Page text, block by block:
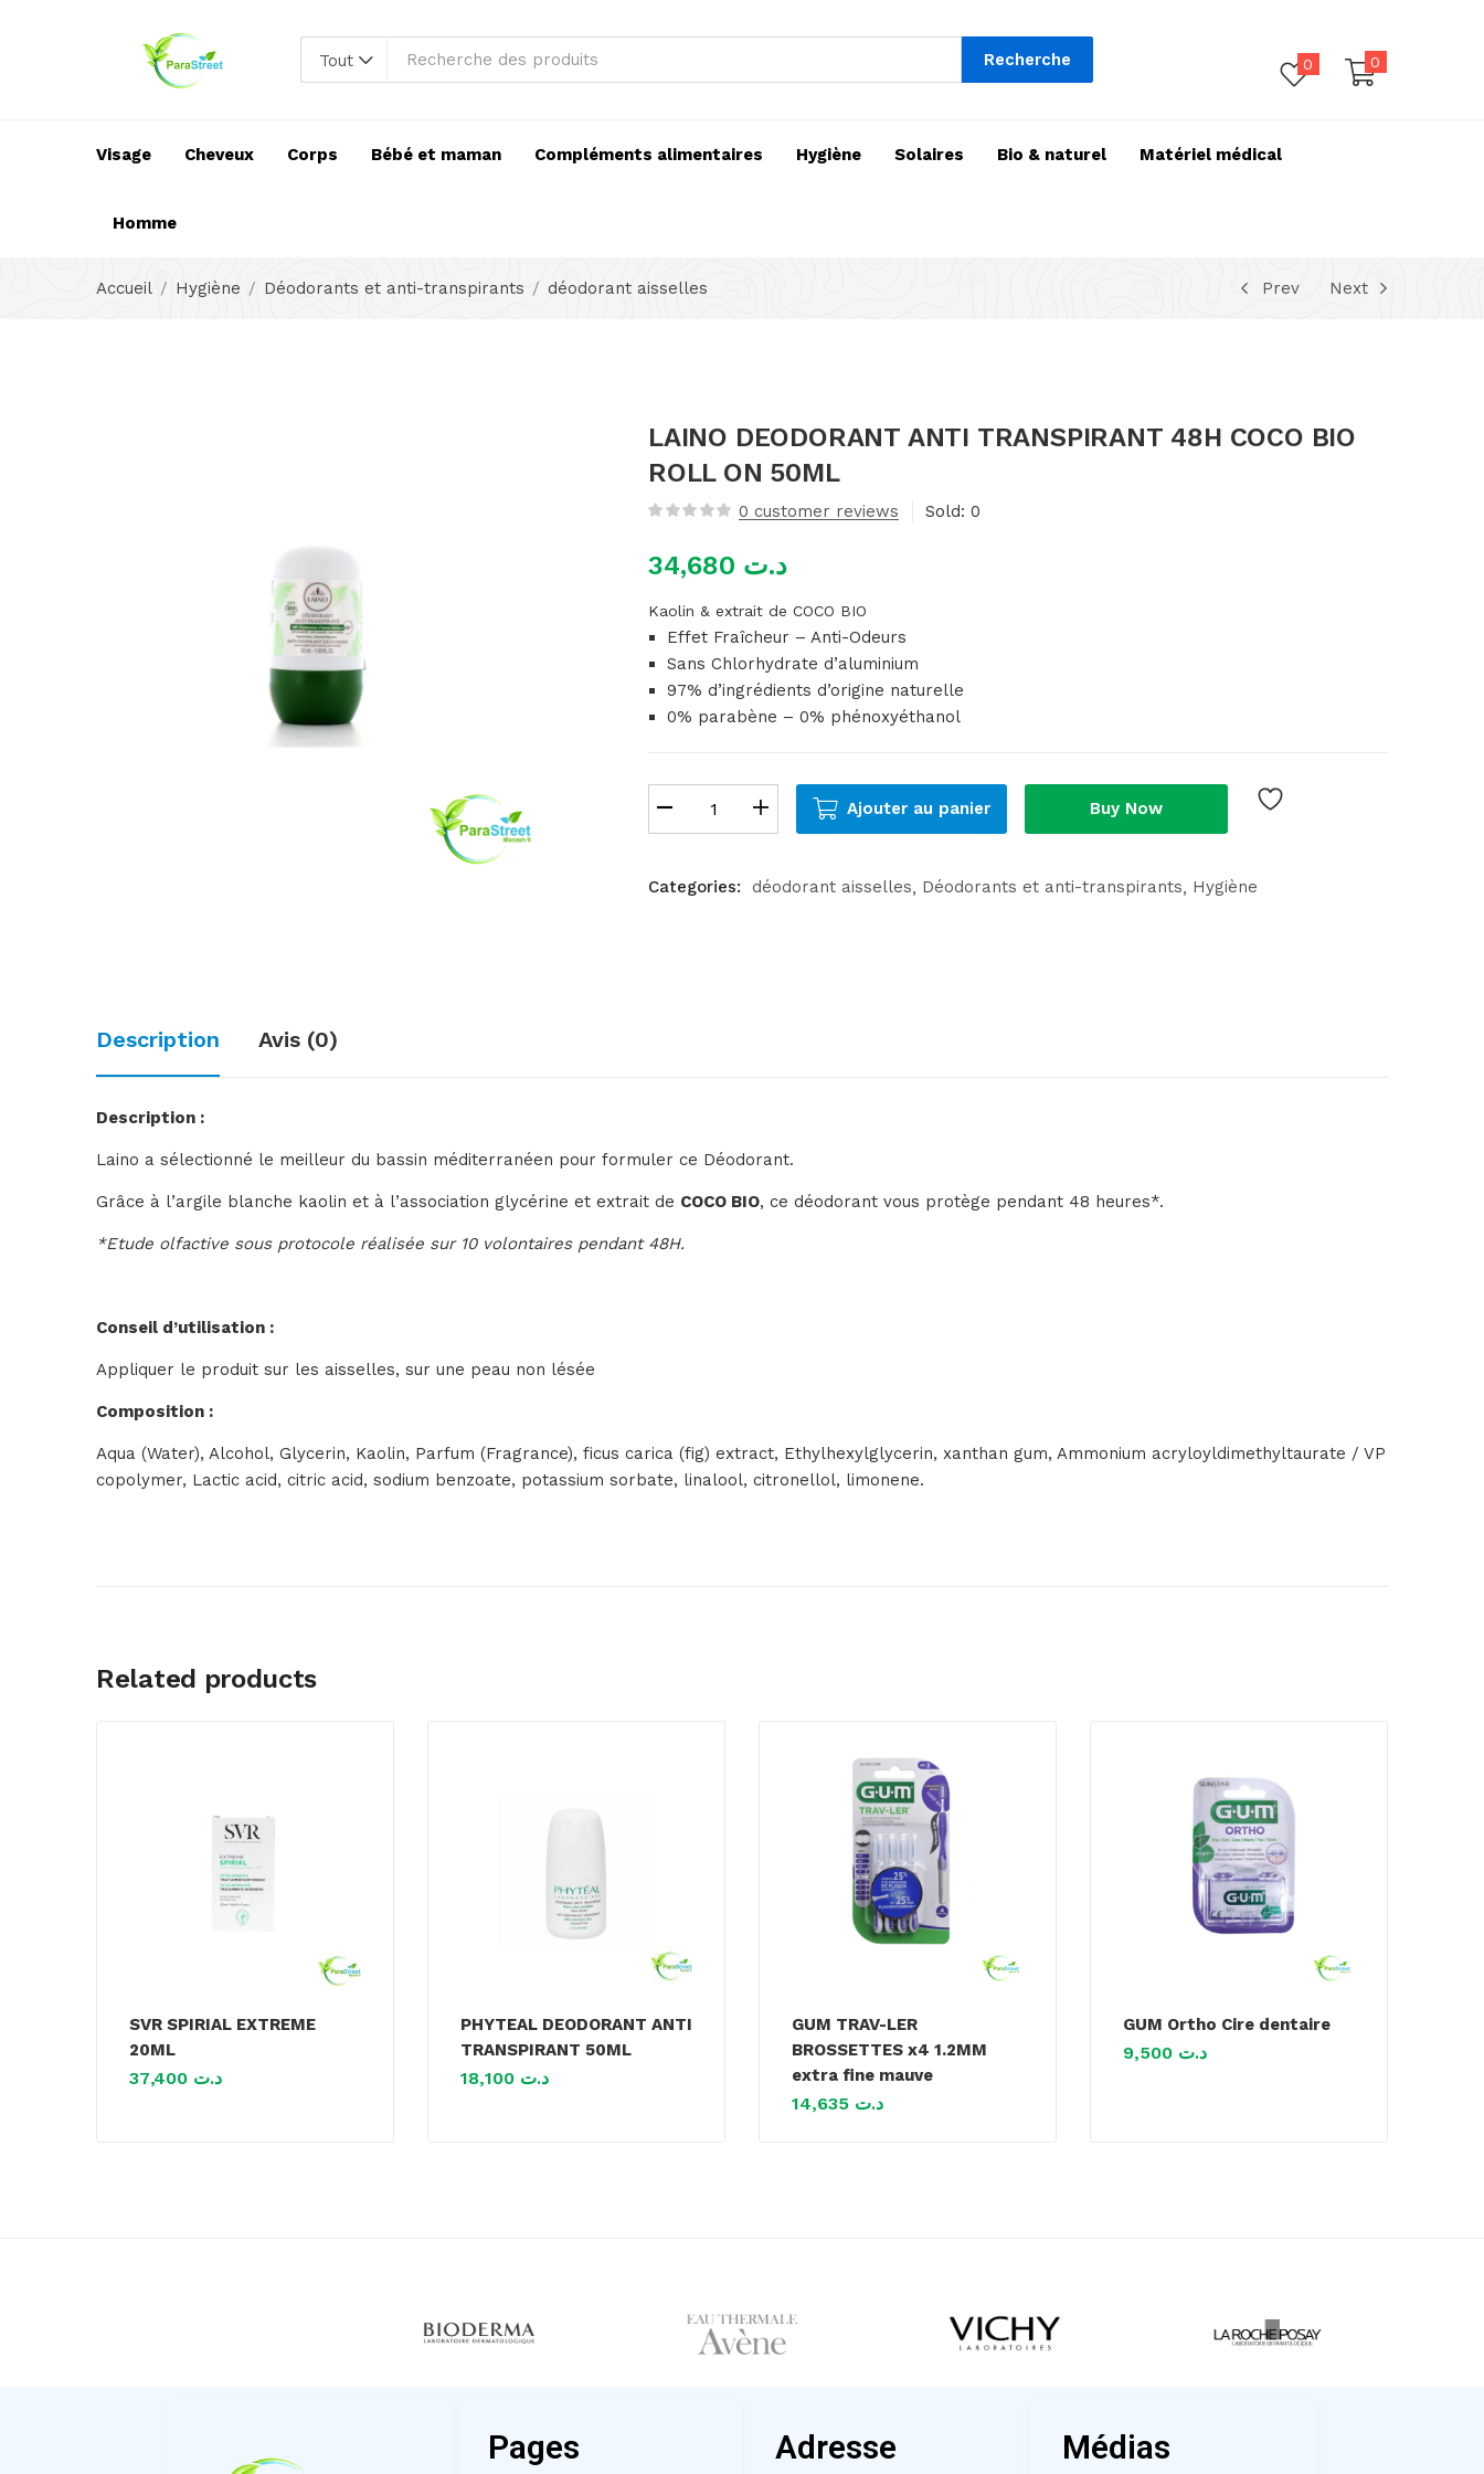
Tout Recherche 0 0
Visage Cheveux Corps Bébé et maman Compléments alimentaires Hygiène Solaires Bio & naturel Matériel médical
Homme
Accueil Hygiène Déodorants et anti-transpirants déodorant aisselles Prev Next
LAINO DEODORANT ANTI TRANSPIRANT 48H COCO BIO
ROLL ON 50ML
0 customer reviews Sold: 0
د.ت
Kaolin & extrait de COCO BIO
Effet Fraîcheur – Anti-Odeurs
Sans Chlorhydrate d’aluminium
97% d’ingrédients d’origine naturelle
0% parabène – 0% phénoxyéthanol
Ajouter au panier Buy Now
Categories: déodorant aisselles Déodorants et anti-transpirants Hygiène
Description Avis (0)
Description :
Laino a sélectionné le meilleur du bassin méditerranéen pour formuler ce Déodorant.
Grâce à l’argile blanche kaolin et à l’association glycérine et extrait de COCO BIO, ce déodorant vous protège pendant 48 heures*.
*Etude olfactive sous protocole réalisée sur 10 volontaires pendant 48H.
Conseil d’utilisation :
Appliquer le produit sur les aisselles, sur une peau non lésée
Composition :
Aqua (Water), Alcohol, Glycerin, Kaolin, Parfum (Fragrance), ficus carica (fig) extract, Ethylhexylglycerin, xanthan gum, Ammonium acryloyldimethyltaurate / VP
copolymer, Lactic acid, citric acid, sodium benzoate, potassium sorbate, linalool, citronellol, limonene.
Related products
SVR SPIRIAL EXTREME
20ML
د.ت
PHYTEAL DEODORANT ANTI
TRANSPIRANT 50ML
د.ت
GUM TRAV-LER
BROSSETTES x4 1.2MM
extra fine mauve
د.ت
GUM Ortho Cire dentaire
د.ت
Pages Adresse Médias